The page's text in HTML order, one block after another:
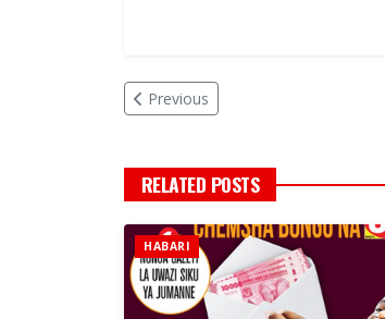
Previous
RELATED POSTS
HABARI